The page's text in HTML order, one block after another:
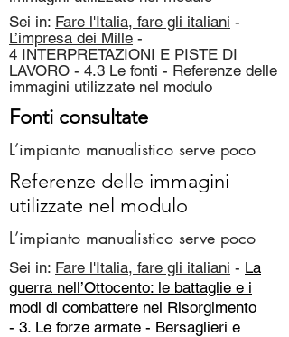
Sei in: Fare l'Italia, fare gli italiani -
L’impresa dei Mille -
4 INTERPRETAZIONI E PISTE DI
LAVORO - 4.3 Le fonti - Referenze delle
immagini utilizzate nel modulo
Fonti consultate
L’impianto manualistico serve poco
Referenze delle immagini
utilizzate nel modulo
L’impianto manualistico serve poco
Sei in: Fare l'Italia, fare gli italiani - La
guerra nell’Ottocento: le battaglie e i
modi di combattere nel Risorgimento
- 3. Le forze armate - Bersaglieri e